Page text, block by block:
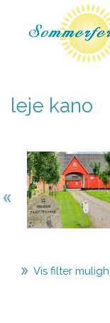
leje kano
Vis filter